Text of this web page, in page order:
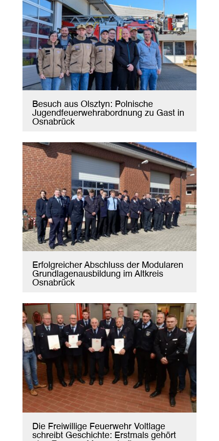
Besuch aus Olsztyn: Polnische
Jugendfeuerwehrabordnung zu Gast in
Osnabrück
Erfolgreicher Abschluss der Modularen
Grundlagenausbildung im Altkreis
Osnabrück
Die Freiwillige Feuerwehr Voltlage
schreibt Geschichte: Erstmals gehört